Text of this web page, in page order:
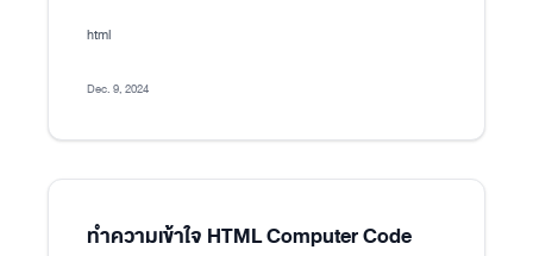
html
Dec. 9, 2024
ทำความเข้าใจ HTML Computer Code